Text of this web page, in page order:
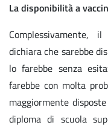
La disponibilità a
Complessivamente,
dichiara che sarebbe
lo farebbe senza
farebbe con molta
maggiormente
diploma di scuola